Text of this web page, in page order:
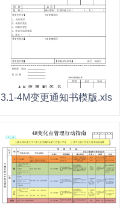
3.1-4M变更通知书模版.xls